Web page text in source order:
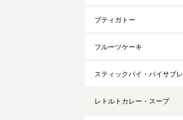
プティガトー
フルーツケーキ
スティックパイ・パイサブレ
レトルトカレー・スープ